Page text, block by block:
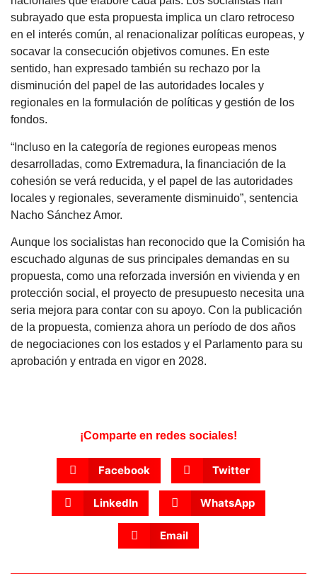
subrayado que esta propuesta implica un claro retroceso
en el interés común, al renacionalizar políticas europeas, y
socavar la consecución objetivos comunes. En este
sentido, han expresado también su rechazo por la
disminución del papel de las autoridades locales y
regionales en la formulación de políticas y gestión de los
fondos.
“Incluso en la categoría de regiones europeas menos
desarrolladas, como Extremadura, la financiación de la
cohesión se verá reducida, y el papel de las autoridades
locales y regionales, severamente disminuido”, sentencia
Nacho Sánchez Amor.
Aunque los socialistas han reconocido que la Comisión ha
escuchado algunas de sus principales demandas en su
propuesta, como una reforzada inversión en vivienda y en
protección social, el proyecto de presupuesto necesita una
seria mejora para contar con su apoyo. Con la publicación
de la propuesta, comienza ahora un período de dos años
de negociaciones con los estados y el Parlamento para su
aprobación y entrada en vigor en 2028.
¡Comparte en redes sociales!
Facebook Twitter
LinkedIn WhatsApp
Email